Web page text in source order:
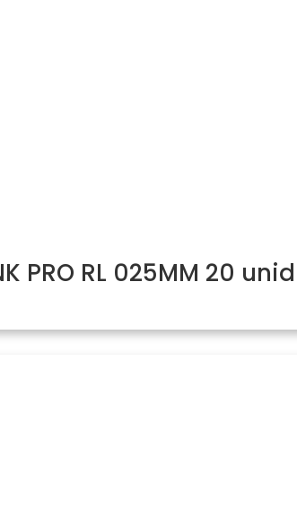
PRO RL 025MM 20 unid